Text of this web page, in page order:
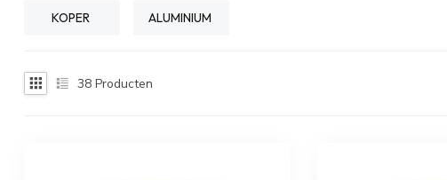
KOPER ALUMINIUM
38 Producten